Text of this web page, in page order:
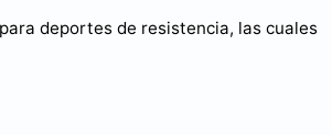
deportes de resistencia, las cuales